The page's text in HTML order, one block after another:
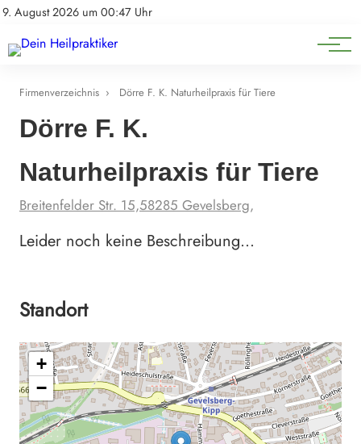
9. August 2026 um 00:47 Uhr
Impressum
Natürliche Medizin
Heilpflanzen & Kräuterkunde
Firmenverzeichnis › Dörre F. K. Naturheilpraxis für Tiere
Dörre F. K.
Naturheilpraxis für Tiere
Breitenfelder Str. 15,58285 Gevelsberg,
Leider noch keine Beschreibung…
Standort
+
−